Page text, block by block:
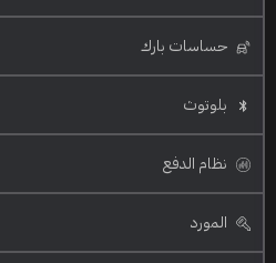
حساسات بارك
بلوتوث
نظام الدفع
المورد